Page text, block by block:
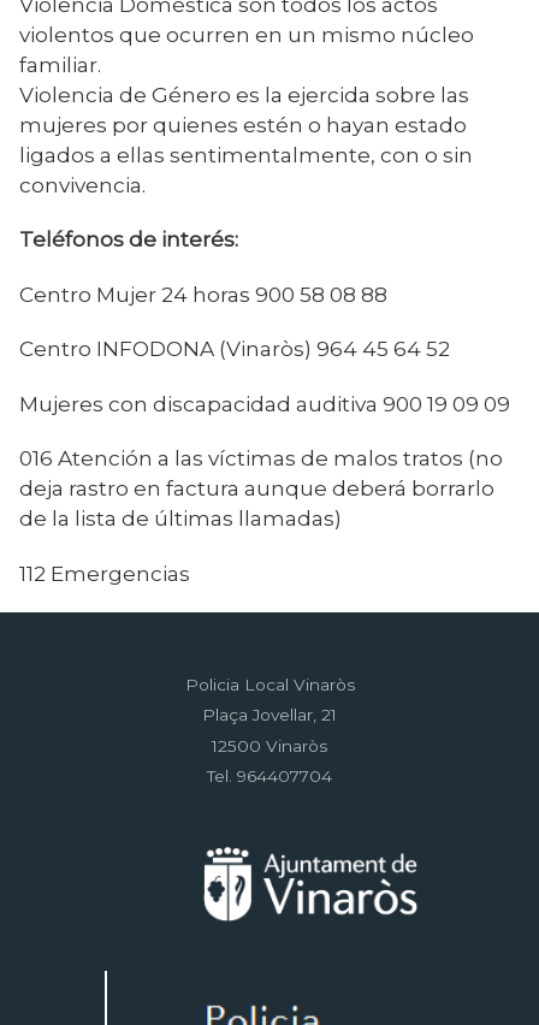
violentos que ocurren en un mismo núcleo
familiar.
Violencia de Género es la ejercida sobre las
mujeres por quienes estén o hayan estado
ligados a ellas sentimentalmente, con o sin
convivencia.
Teléfonos de interés:
Centro Mujer 24 horas 900 58 08 88
Centro INFODONA (Vinaròs) 964 45 64 52
Mujeres con discapacidad auditiva 900 19 09 09
016 Atención a las víctimas de malos tratos (no
deja rastro en factura aunque deberá borrarlo
de la lista de últimas llamadas)
112 Emergencias
Policia Local Vinaròs
Plaça Jovellar, 21
12500 Vinaròs
Tel. 964407704